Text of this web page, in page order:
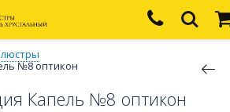
№8 оптикон
Капель №8 оптикон